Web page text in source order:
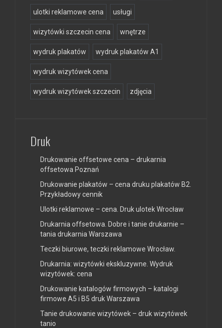
ulotki reklamowe cena usługi
wizytówki szczecin cena wnętrze
wydruk plakatów wydruk plakatów A1
wydruk wizytówek cena
wydruk wizytówek szczecin zdjęcia
Druk
Drukowanie offsetowe cena – drukarnia
offsetowa Poznań
Drukowanie plakatów – cena druku plakatów B2.
Przykładowy cennik
Ulotki reklamowe – cena. Druk ulotek Wrocław
Drukarnia offsetowa. Dobre i tanie drukarnie –
tania drukarnia Warszawa
Teczki biurowe, teczki reklamowe Wrocław.
Drukarnia: wizytówki ekskluzywne. Wydruk
wizytówek: cena
Drukowanie katalogów firmowych – katalogi
firmowe A5 i B5 druk Warszawa
Tanie drukowanie wizytówek – druk wizytówek
tanio